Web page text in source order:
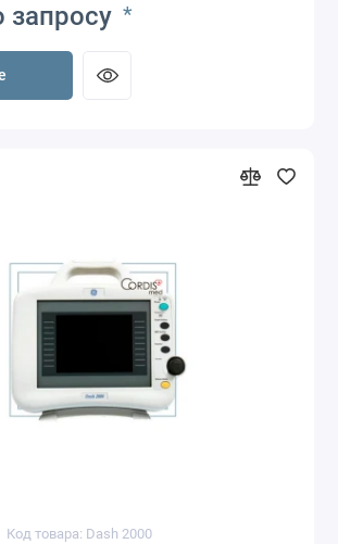
запросу *
Код товара: Dash 2000